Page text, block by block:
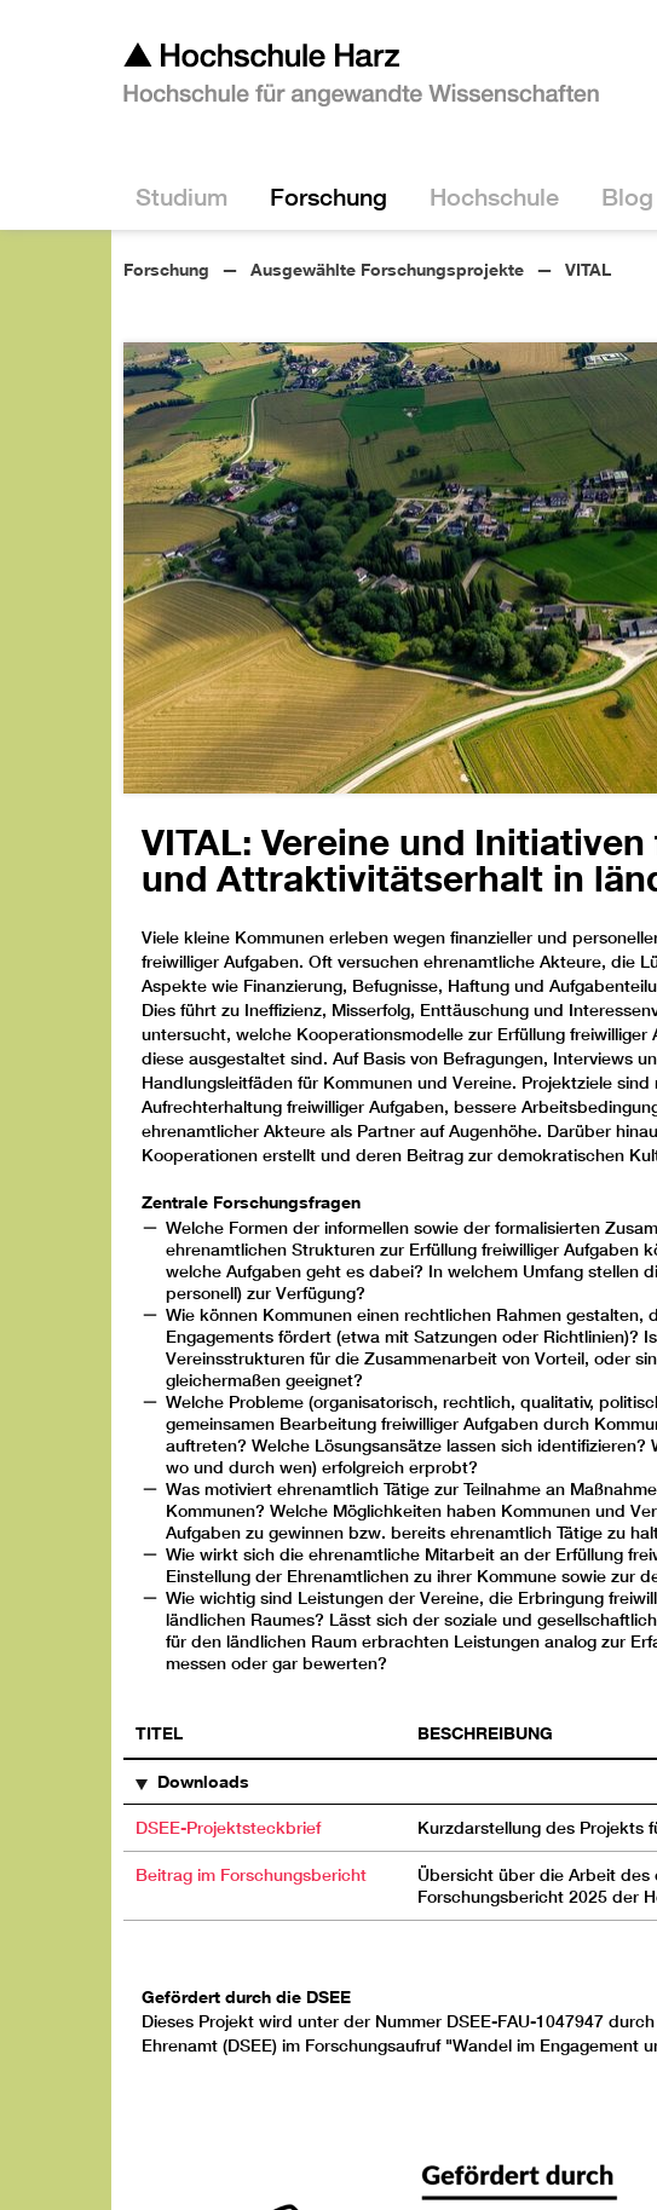
Studium Forschung Hochschule Blog
Forschung Ausgewählte Forschungsprojekte VITAL
VITAL: Vereine und
und Attraktivitätserhalt in
Viele kleine Kommunen erleben wegen finanzieller und
freiwilliger Aufgaben. Oft versuchen ehrenamtliche Akteure, die
Aspekte wie Finanzierung, Befugnisse, Haftung und
Dies führt zu Ineffizienz, Misserfolg, Enttäuschung und
untersucht, welche Kooperationsmodelle zur Erfüllung
diese ausgestaltet sind. Auf Basis von Befragungen, Interviews
Handlungsleitfäden für Kommunen und Vereine. Projektziele
Aufrechterhaltung freiwilliger Aufgaben, bessere
ehrenamtlicher Akteure als Partner auf Augenhöhe. Darüber
Kooperationen erstellt und deren Beitrag zur demokratischen
Zentrale Forschungsfragen
Welche Formen der informellen sowie der formalisierten
ehrenamtlichen Strukturen zur Erfüllung freiwilliger Aufgaben
welche Aufgaben geht es dabei? In welchem Umfang stellen
personell) zur Verfügung?
Wie können Kommunen einen rechtlichen Rahmen gestalten,
Engagements fördert (etwa mit Satzungen oder Richtlinien)?
Vereinsstrukturen für die Zusammenarbeit von Vorteil, oder
gleichermaßen geeignet?
Welche Probleme (organisatorisch, rechtlich, qualitativ,
gemeinsamen Bearbeitung freiwilliger Aufgaben durch
auftreten? Welche Lösungsansätze lassen sich
wo und durch wen) erfolgreich erprobt?
Was motiviert ehrenamtlich Tätige zur Teilnahme an
Kommunen? Welche Möglichkeiten haben Kommunen und
Aufgaben zu gewinnen bzw. bereits ehrenamtlich Tätige zu
Wie wirkt sich die ehrenamtliche Mitarbeit an der Erfüllung
Einstellung der Ehrenamtlichen zu ihrer Kommune sowie zur
Wie wichtig sind Leistungen der Vereine, die Erbringung
ländlichen Raumes? Lässt sich der soziale und
für den ländlichen Raum erbrachten Leistungen analog zur
messen oder gar bewerten?
TITEL BESCHREIBUNG
Downloads
DSEE-Projektsteckbrief Kurzdarstellung des Projekts
Beitrag im Forschungsbericht
Übersicht über die Arbeit des
Forschungsbericht 2025 der
Gefördert durch die DSEE
Dieses Projekt wird unter der Nummer DSEE-FAU-1047947
Ehrenamt (DSEE) im Forschungsaufruf "Wandel im Engagement